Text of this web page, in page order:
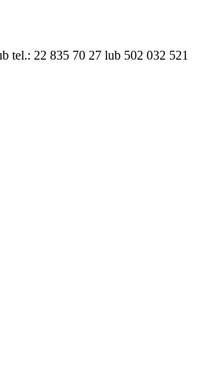
tel.: 22 835 70 27 lub 502 032 521